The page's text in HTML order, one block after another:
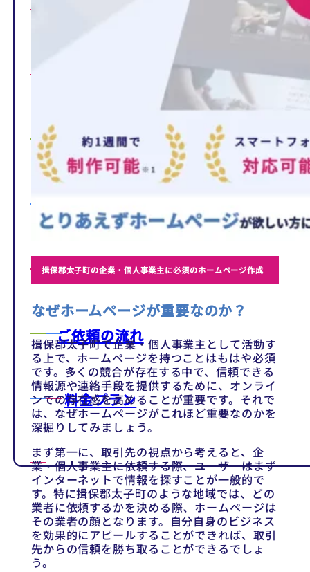
選ばれる理由
制作事例
ご依頼の流れ
料金プラン
揖保郡太子町の企業・個人事業主に必須のホームページ作成
なぜホームページが重要なのか？
揖保郡太子町で企業・個人事業主として活動す
る上で、ホームページを持つことはもはや必須
です。多くの競合が存在する中で、信頼できる
情報源や連絡手段を提供するために、オンライ
ンでの存在感を高めることが重要です。それで
は、なぜホームページがこれほど重要なのかを
深掘りしてみましょう。
まず第一に、取引先の視点から考えると、企
業・個人事業主に依頼する際、ユーザーはまず
インターネットで情報を探すことが一般的で
す。特に揖保郡太子町のような地域では、どの
業者に依頼するかを決める際、ホームページは
その業者の顔となります。自分自身のビジネス
を効果的にアピールすることができれば、取引
先からの信頼を勝ち取ることができるでしょ
う。